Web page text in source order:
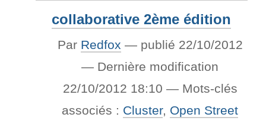
collaborative 2ème édition
Par Redfox — publié 22/10/2012
— Dernière modification
22/10/2012 18:10 — Mots-clés
associés : Cluster, Open Street